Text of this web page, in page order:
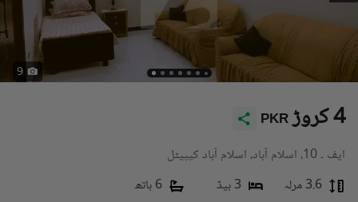
9
PKR 4 کروڑ
ایف ۔ 10، اسلام آباد، اسلام آباد کیپیٹل
3.6 مرلہ
3 بیڈ 6 باتھ